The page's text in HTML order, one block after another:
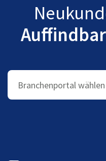
Branchenportal wählen